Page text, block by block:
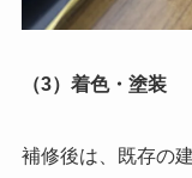
（3）着色・塗装
補修後は、既存の